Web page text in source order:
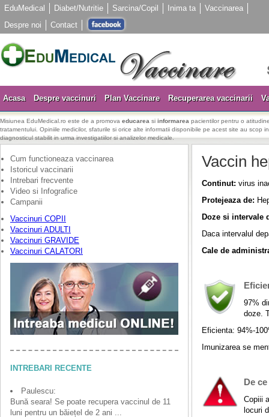
EduMedical Diabet/Nutritie Sarcina/Copil Inima ta
Vaccinarea
Despre noi
Contact
Acasa Despre vaccinuri Plan Vaccinare Recuperarea vaccinarii
Misiunea EduMedical.ro este de a promova educarea si informarea pacientilor pentru o
tratamentului. Opiniile medicilor, sfaturile si orice alte informatii disponibile pe acest site au scop
diagnosticul stabilit in urma investigatiilor si analizelor medicale.
Cum functioneaza vaccinarea
Istoricul vaccinarii
Intrebari frecvente
Video si Infografice
Campanii
Vaccinuri COPII
Vaccinuri ADULTI
Vaccinuri GRAVIDE
Vaccinuri CALATORI
INTREBARI RECENTE
Paulescu:
Bună seara! Se poate recupera vaccinul de 11
luni pentru un băiețel de 2 ani ...
Vaccin
Continut: virus
Protejeaza de:
Doze si intervale
Daca intervalul
Cale de
97%
doze.
Eficienta: 94%-
Imunizarea se
De
Copiii
locuri